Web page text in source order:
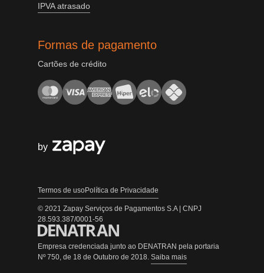
IPVA atrasado
Formas de pagamento
Cartões de crédito
by
Empresa credenciada junto ao DENATRAN pela portaria
Nº 750, de 18 de Outubro de 2018. Saiba mais
Termos de usoPolítica de Privacidade
© 2021 Zapay Serviços de Pagamentos S.A | CNPJ
28.593.387/0001-56